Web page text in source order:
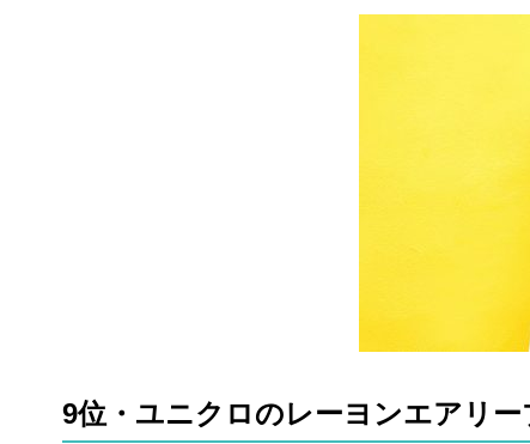
9位・ユニクロのレーヨンエアリ